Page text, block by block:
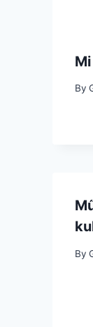
By
By